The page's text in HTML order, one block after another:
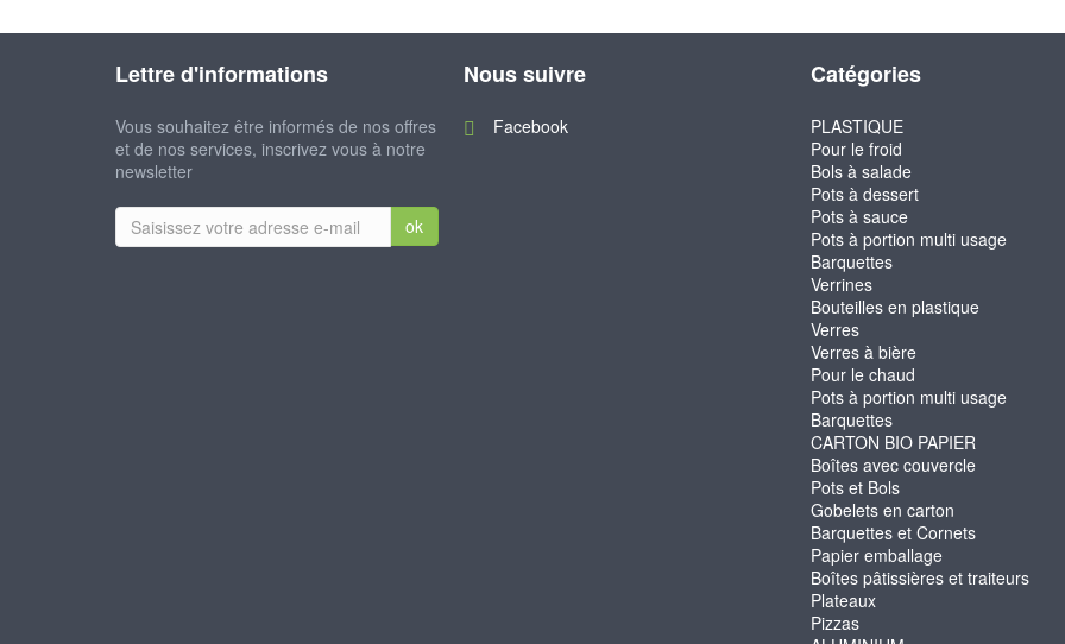
Lettre d'informations
Vous souhaitez être informés de nos offres
et de nos services, inscrivez vous à notre
newsletter
ok
Nous suivre
Facebook
Catégories
PLASTIQUE
Pour le froid
Bols à salade
Pots à dessert
Pots à sauce
Pots à portion multi usage
Barquettes
Verrines
Bouteilles en plastique
Verres
Verres à bière
Pour le chaud
Pots à portion multi usage
Barquettes
CARTON BIO PAPIER
Boîtes avec couvercle
Pots et Bols
Gobelets en carton
Barquettes et Cornets
Papier emballage
Boîtes pâtissières et traiteurs
Plateaux
Pizzas